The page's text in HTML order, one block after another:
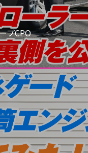
プCPO